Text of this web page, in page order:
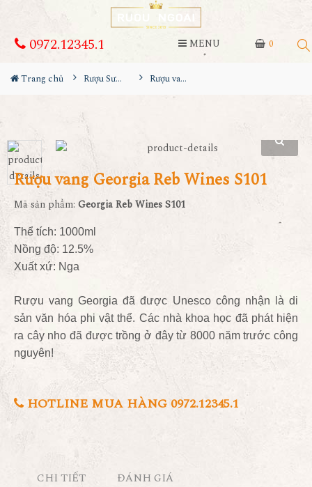
0
0972.12345.1 MENU
Trang chủ Rượu Sưu Tầm - Nga Rượu vang Georgia Reb Wines S101
Rượu vang Georgia Reb Wines S101
Mã sản phẩm: Georgia Reb Wines S101
Thể tích: 1000ml
Nồng độ: 12.5%
Xuất xứ: Nga
Rượu vang Georgia đã được Unesco công nhận là di
sản văn hóa phi vật thể. Các nhà khoa học đã phát hiện
ra cây nho đã được trồng ở đây từ 8000 năm trước công
nguyên!
HOTLINE MUA HÀNG 0972.12345.1
CHI TIẾT ĐÁNH GIÁ